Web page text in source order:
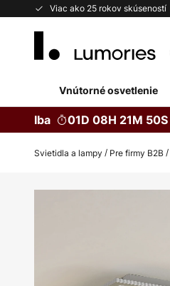
Viac ako 25 rokov skúseností
Skip
Vnútorné osvetlenie
Iba 01D 08H 21M 49S
Svietidla a lampy Pre firmy B2B